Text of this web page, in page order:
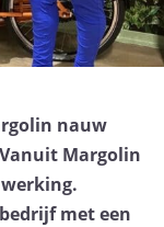
nauw
Margolin
met een